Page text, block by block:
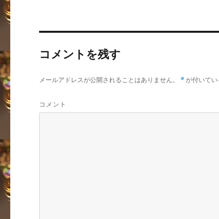
コメントを残す
メールアドレスが公開されることはありません。 * が付いて
コメント